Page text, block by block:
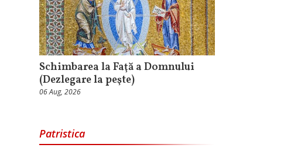
Schimbarea la Faţă a Domnului
(Dezlegare la peşte)
06 Aug, 2026
Patristica